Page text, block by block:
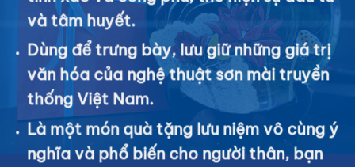
và tâm huyết.
Dùng để trưng bày, lưu giữ những giá trị
văn hóa của nghệ thuật sơn mài truyền
thống Việt Nam.
Là một món quà tặng lưu niệm vô cùng ý
nghĩa và phổ biến cho người thân, bạn